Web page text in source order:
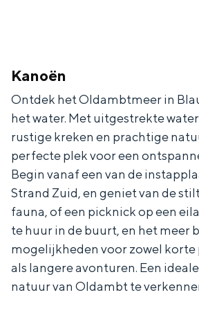
Kanoën
Ontdek het Oldambtmeer in
het water. Met uitgestrekte
rustige kreken en prachtige
perfecte plek voor een
Begin vanaf een van de
Strand Zuid, en geniet van de
fauna, of een picknick op een
te huur in de buurt, en het meer
mogelijkheden voor zowel
als langere avonturen. Een
natuur van Oldambt te